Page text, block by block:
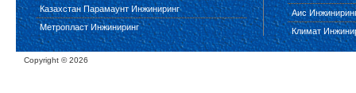
Казахстан Парамаунт Инжиниринг
Метропласт Инжиниринг
Аис
Климат
Copyright ©2026